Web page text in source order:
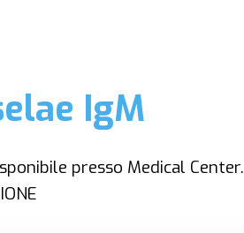
IgM
presso Medical Center.